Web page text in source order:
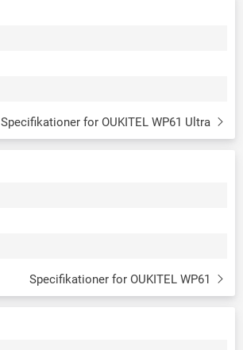
Specifikationer for OUKITEL WP61 Ultra
Specifikationer for OUKITEL WP61